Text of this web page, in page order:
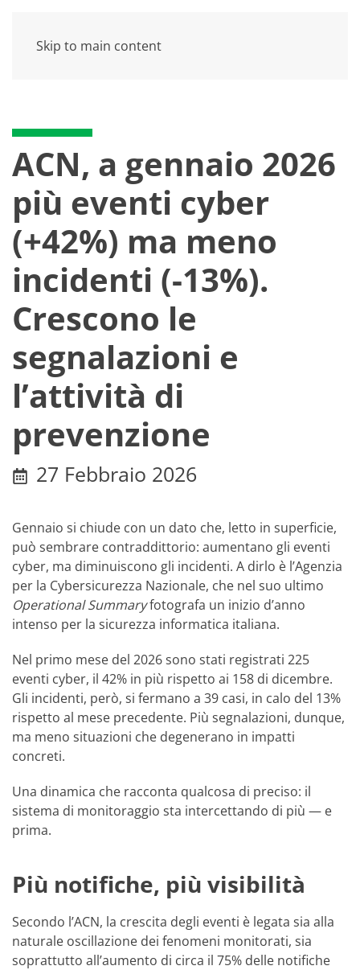
Skip to main content
ACN, a gennaio 2026
più eventi cyber
(+42%) ma meno
incidenti (-13%).
Crescono le
segnalazioni e
l’attività di
prevenzione
27 Febbraio 2026
Gennaio si chiude con un dato che, letto in superficie,
può sembrare contraddittorio: aumentano gli eventi
cyber, ma diminuiscono gli incidenti. A dirlo è l’Agenzia
per la Cybersicurezza Nazionale, che nel suo ultimo
Operational Summaryfotografa un inizio d’anno
intenso per la sicurezza informatica italiana.
Nel primo mese del 2026 sono stati registrati 225
eventi cyber, il 42% in più rispetto ai 158 di dicembre.
Gli incidenti, però, si fermano a 39 casi, in calo del 13%
rispetto al mese precedente. Più segnalazioni, dunque,
ma meno situazioni che degenerano in impatti
concreti.
Una dinamica che racconta qualcosa di preciso: il
sistema di monitoraggio sta intercettando di più — e
prima.
Più notifiche, più visibilità
Secondo l’ACN, la crescita degli eventi è legata sia alla
naturale oscillazione dei fenomeni monitorati, sia
soprattutto all’aumento di circa il 75% delle notifiche